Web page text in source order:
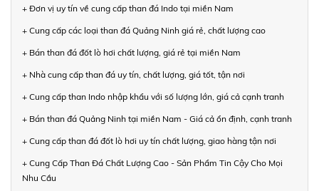
+ Đơn vị uy tín về cung cấp than đá Indo tại miền Nam
+ Cung cấp các loại than đá Quảng Ninh giá rẻ, chất lượng cao
+ Bán than đá đốt lò hơi chất lượng, giá rẻ tại miền Nam
+ Nhà cung cấp than đá uy tín, chất lượng, giá tốt, tận nơi
+ Cung cấp than Indo nhập khẩu với số lượng lớn, giá cả cạnh tranh
+ Bán than đá Quảng Ninh tại miền Nam - Giá cả ổn định, cạnh tranh
+ Cung cấp than đá đốt lò hơi uy tín chất lượng, giao hàng tận nơi
+ Cung Cấp Than Đá Chất Lượng Cao - Sản Phẩm Tin Cậy Cho Mọi
Nhu Cầu